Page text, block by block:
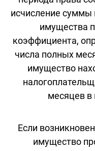
исчисление суммы
имущества
коэффициента,
числа полных
имущество
месяцев в
Если
имущество